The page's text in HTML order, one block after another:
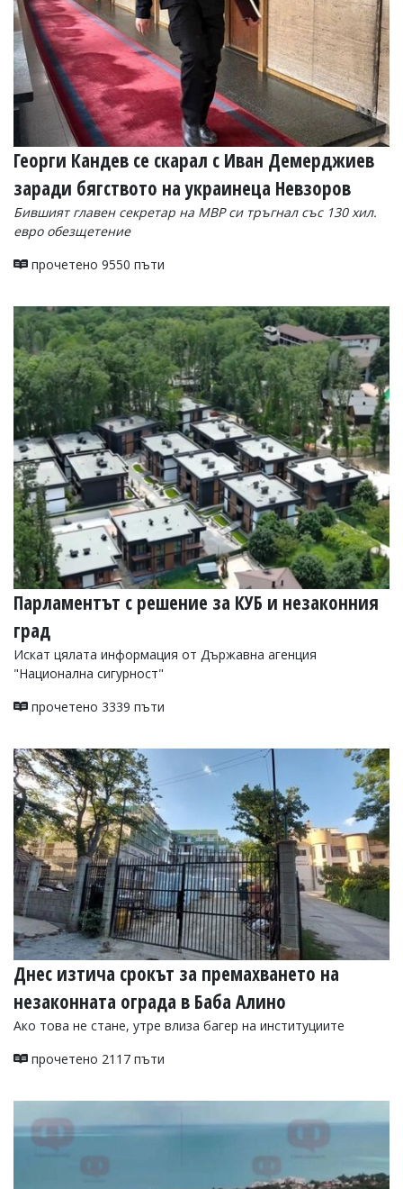
Георги Кандев се скарал с Иван Демерджиев
заради бягството на украинеца Невзоров
Бившият главен секретар на МВР си тръгнал със 130 хил.
евро обезщетение
прочетено 9550 пъти
Парламентът с решение за КУБ и незаконния
град
Искат цялата информация от Държавна агенция
"Национална сигурност"
прочетено 3339 пъти
Днес изтича срокът за премахването на
незаконната ограда в Баба Алино
Ако това не стане, утре влиза багер на институциите
прочетено 2117 пъти